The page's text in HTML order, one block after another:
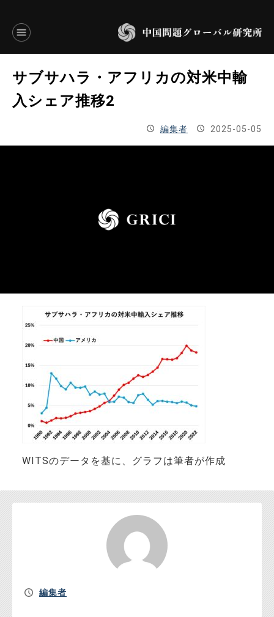
言語別アーカイブ
ENGLISH
お問い合わせ
サブサハラ・アフリカの対米中輸
入シェア推移2
編集者 2025-05-05
WITSのデータを基に、グラフは筆者が作成
編集者